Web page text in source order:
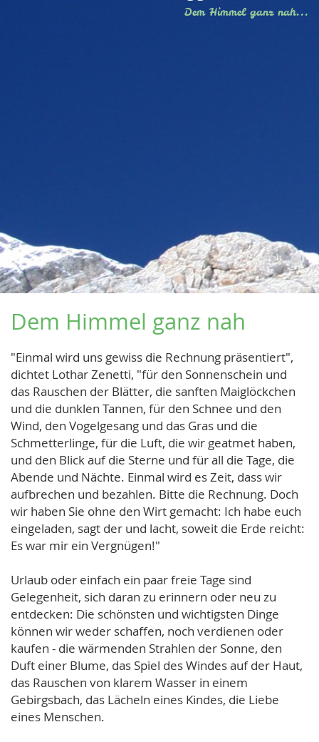
Dem Himmel ganz nah...
Dem Himmel ganz nah
"Einmal wird uns gewiss die Rechnung präsentiert",
dichtet Lothar Zenetti, "für den Sonnenschein und
das Rauschen der Blätter, die sanften Maiglöckchen
und die dunklen Tannen, für den Schnee und den
Wind, den Vogelgesang und das Gras und die
Schmetterlinge, für die Luft, die wir geatmet haben,
und den Blick auf die Sterne und für all die Tage, die
Abende und Nächte. Einmal wird es Zeit, dass wir
aufbrechen und bezahlen. Bitte die Rechnung. Doch
wir haben Sie ohne den Wirt gemacht: Ich habe euch
eingeladen, sagt der und lacht, soweit die Erde reicht:
Es war mir ein Vergnügen!"
Urlaub oder einfach ein paar freie Tage sind
Gelegenheit, sich daran zu erinnern oder neu zu
entdecken: Die schönsten und wichtigsten Dinge
können wir weder schaffen, noch verdienen oder
kaufen - die wärmenden Strahlen der Sonne, den
Duft einer Blume, das Spiel des Windes auf der Haut,
das Rauschen von klarem Wasser in einem
Gebirgsbach, das Lächeln eines Kindes, die Liebe
eines Menschen.